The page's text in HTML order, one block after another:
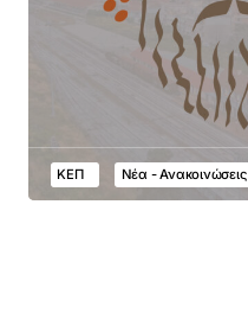
ΚΕΠ Νέα - Ανακοινώσεις